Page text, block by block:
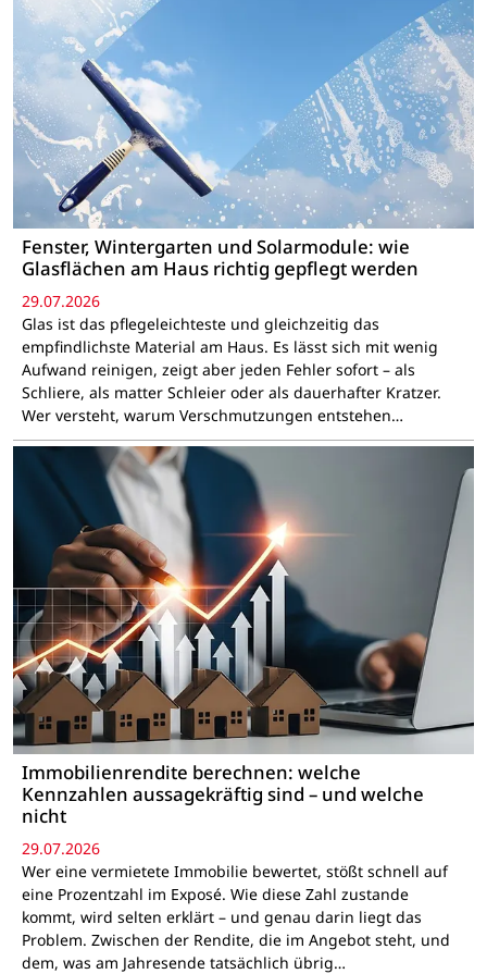
Fenster, Wintergarten und Solarmodule: wie
Glasflächen am Haus richtig gepflegt werden
29.07.2026
Glas ist das pflegeleichteste und gleichzeitig das
empfindlichste Material am Haus. Es lässt sich mit wenig
Aufwand reinigen, zeigt aber jeden Fehler sofort – als
Schliere, als matter Schleier oder als dauerhafter Kratzer.
Wer versteht, warum Verschmutzungen entstehen…
Immobilienrendite berechnen: welche
Kennzahlen aussagekräftig sind – und welche
nicht
29.07.2026
Wer eine vermietete Immobilie bewertet, stößt schnell auf
eine Prozentzahl im Exposé. Wie diese Zahl zustande
kommt, wird selten erklärt – und genau darin liegt das
Problem. Zwischen der Rendite, die im Angebot steht, und
dem, was am Jahresende tatsächlich übrig…